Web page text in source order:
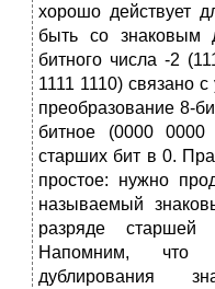
хорошо действует
быть со знаковым
битного числа -2
1111 1110) связано
преобразование 8-
битное (0000
старших бит в 0.
простое: нужно
называемый
разряде старшей
Напомним, что
дублирования